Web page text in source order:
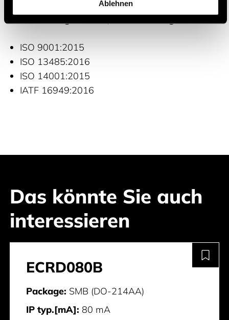
Ablehnen
ISO 9001:2015
ISO 13485:2016
ISO 14001:2015
IATF 16949:2016
Das könnte Sie auch
interessieren
ECRD080B
Package: SMB (DO-214AA)
IP typ.[mA]: 80 mA